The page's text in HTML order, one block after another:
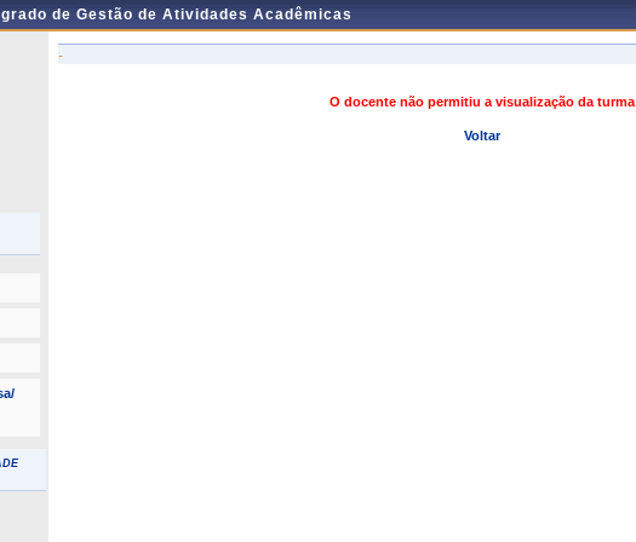
de Gestão de Atividades Acadêmicas
-
O docente não permitiu a visualização da turma
Voltar